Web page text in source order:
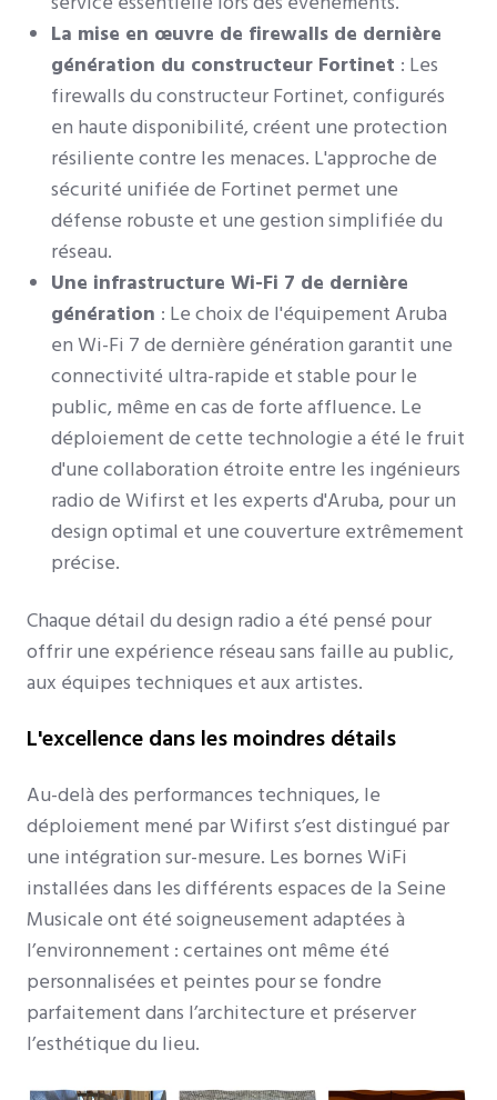
La mise en œuvre de firewalls de dernière
génération du constructeur Fortinet : Les
firewalls du constructeur Fortinet, configurés
en haute disponibilité, créent une protection
résiliente contre les menaces. L'approche de
sécurité unifiée de Fortinet permet une
défense robuste et une gestion simplifiée du
réseau.
Une infrastructure Wi-Fi 7 de dernière
génération : Le choix de l'équipement Aruba
en Wi-Fi 7 de dernière génération garantit une
connectivité ultra-rapide et stable pour le
public, même en cas de forte affluence. Le
déploiement de cette technologie a été le fruit
d'une collaboration étroite entre les ingénieurs
radio de Wifirst et les experts d'Aruba, pour un
design optimal et une couverture extrêmement
précise.
Chaque détail du design radio a été pensé pour
offrir une expérience réseau sans faille au public,
aux équipes techniques et aux artistes.
L'excellence dans les moindres détails
Au-delà des performances techniques, le
déploiement mené par Wifirst s’est distingué par
une intégration sur-mesure. Les bornes WiFi
installées dans les différents espaces de la Seine
Musicale ont été soigneusement adaptées à
l’environnement : certaines ont même été
personnalisées et peintes pour se fondre
parfaitement dans l’architecture et préserver
l’esthétique du lieu.